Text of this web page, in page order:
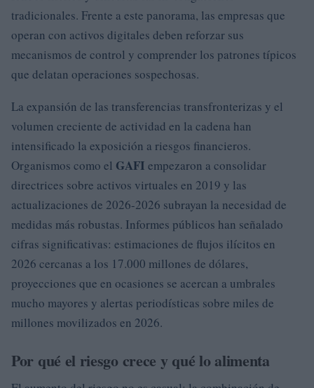
tradicionales. Frente a este panorama, las empresas que
operan con activos digitales deben reforzar sus
mecanismos de control y comprender los patrones típicos
que delatan operaciones sospechosas.
La expansión de las transferencias transfronterizas y el
volumen creciente de actividad en la cadena han
intensificado la exposición a riesgos financieros.
Organismos como el GAFI empezaron a consolidar
directrices sobre activos virtuales en 2019 y las
actualizaciones de 2026-2026 subrayan la necesidad de
medidas más robustas. Informes públicos han señalado
cifras significativas: estimaciones de flujos ilícitos en
2026 cercanas a los 17.000 millones de dólares,
proyecciones que en ocasiones se acercan a umbrales
mucho mayores y alertas periodísticas sobre miles de
millones movilizados en 2026.
Por qué el riesgo crece y qué lo alimenta